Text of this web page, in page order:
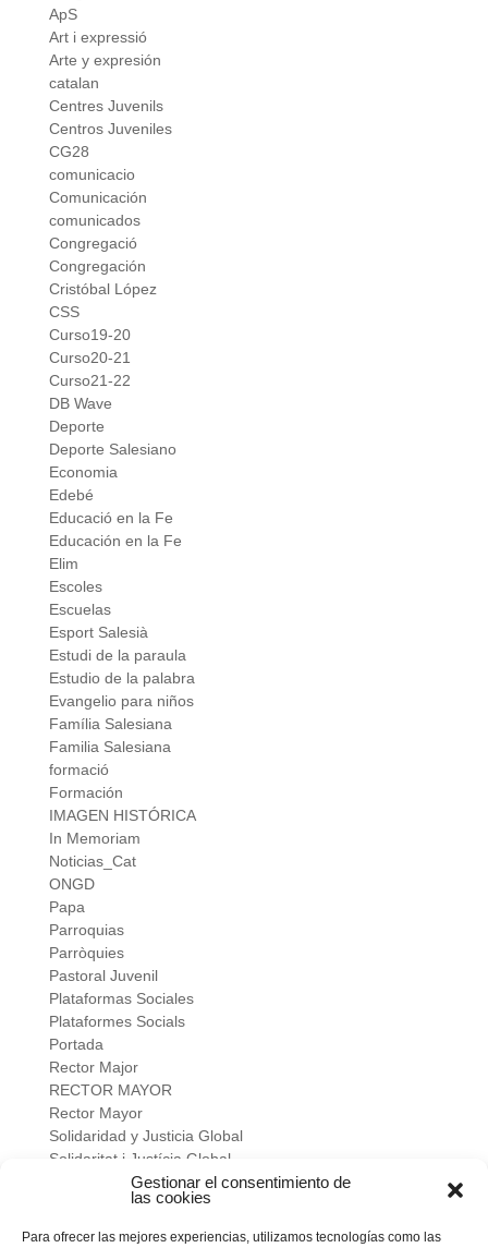
Gestionar el consentimiento de
las cookies
Para ofrecer las mejores experiencias, utilizamos tecnologías como las
ApS
Art i expressió
Arte y expresión
catalan
Centres Juvenils
Centros Juveniles
CG28
comunicacio
Comunicación
comunicados
Congregació
Congregación
Cristóbal López
CSS
Curso19-20
Curso20-21
Curso21-22
DB Wave
Deporte
Deporte Salesiano
Economia
Edebé
Educació en la Fe
Educación en la Fe
Elim
Escoles
Escuelas
Esport Salesià
Estudi de la paraula
Estudio de la palabra
Evangelio para niños
Família Salesiana
Familia Salesiana
formació
Formación
IMAGEN HISTÓRICA
In Memoriam
Noticias_Cat
ONGD
Papa
Parroquias
Parròquies
Pastoral Juvenil
Plataformas Sociales
Plataformes Socials
Portada
Rector Major
RECTOR MAYOR
Rector Mayor
Solidaridad y Justicia Global
Solidaritat i Justícia Global
verano salesiano